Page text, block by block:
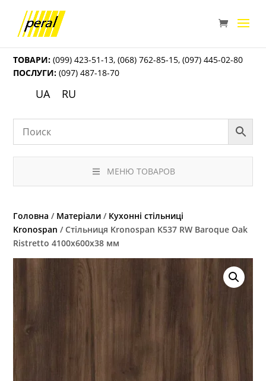
ТОВАРИ: (099) 423-51-13,(068) 762-85-15,(097) 445-02-80
ПОСЛУГИ: (097) 487-18-70
UA RU
МЕНЮ ТОВАРОВ
Головна / Матеріали / Кухонні стільниці
Kronospan / Стільниця Kronospan K537 RW Baroque Oak
Ristretto 4100x600x38 мм